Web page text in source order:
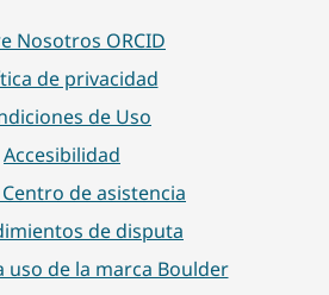
Nosotros ORCID
de privacidad
de Uso
Accesibilidad
Centro de asistencia
de disputa
uso de la marca Boulder